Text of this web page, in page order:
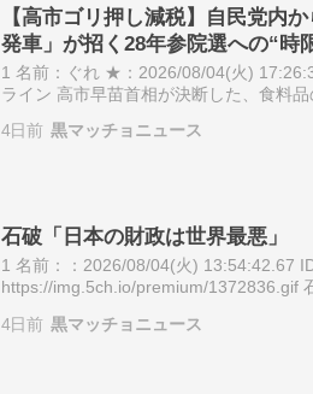
【高市ゴリ押し減税】自民党内
発車」が招く28年参院選への“時
1 名前：ぐれ ★：2026/08/04(火)
ライン 高市早苗首相が決断した、食料
4日前 黒マッチョニュース
石破「日本の財政は世界最悪」
1 名前：：2026/08/04(火) 13:54:42.67
https://img.5ch.io/premium/1372836.gif
4日前 黒マッチョニュース